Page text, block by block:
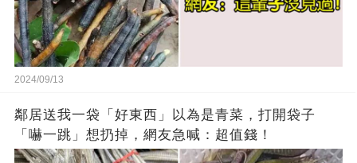
2024/09/13
鄰居送我一袋「好東西」以為是青菜，打開袋子
「嚇一跳」想扔掉，網友急喊：超值錢！